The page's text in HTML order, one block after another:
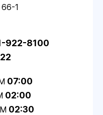
66-1
922-8100
07:00
02:00
02:30